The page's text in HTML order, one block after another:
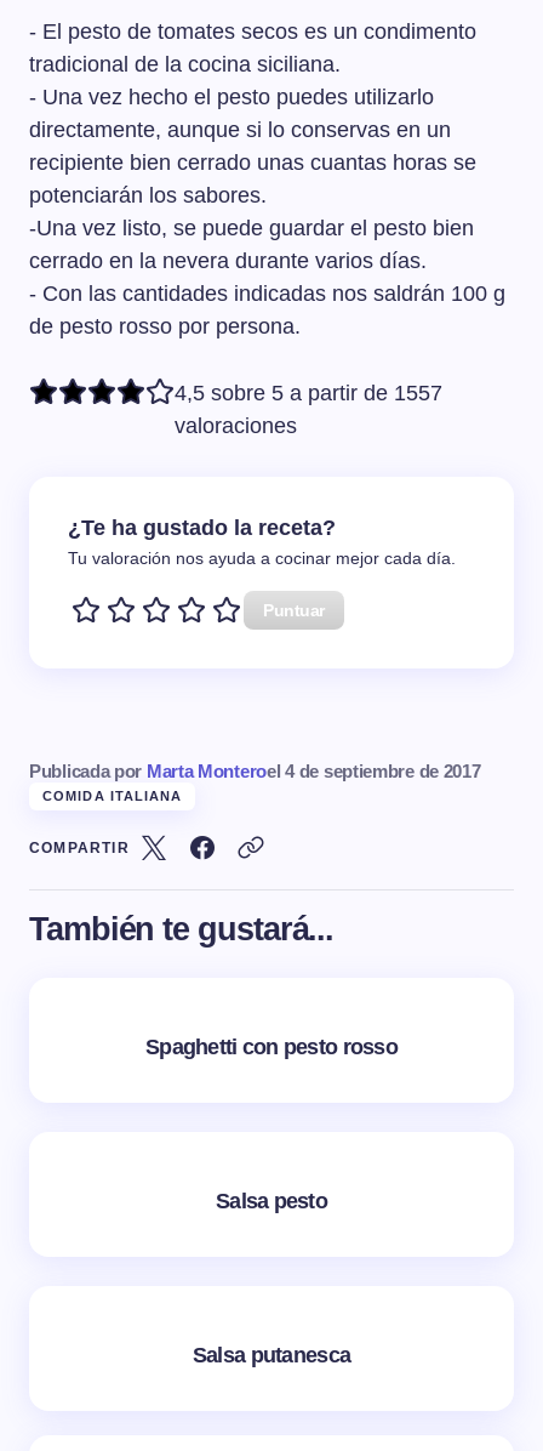
- El pesto de tomates secos es un condimento
tradicional de la cocina siciliana.
- Una vez hecho el pesto puedes utilizarlo
directamente, aunque si lo conservas en un
recipiente bien cerrado unas cuantas horas se
potenciarán los sabores.
-Una vez listo, se puede guardar el pesto bien
cerrado en la nevera durante varios días.
- Con las cantidades indicadas nos saldrán 100 g
de pesto rosso por persona.
4,5 sobre 5 a partir de 1557
valoraciones
¿Te ha gustado la receta?
Tu valoración nos ayuda a cocinar mejor cada día.
Puntuar
Publicada por Marta Monteroel 4 de septiembre de 2017
COMIDA ITALIANA
COMPARTIR
También te gustará...
Spaghetti con pesto rosso
Salsa pesto
Salsa putanesca